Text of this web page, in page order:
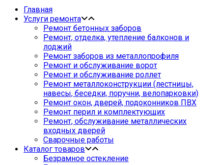
Главная
Услуги ремонта
Ремонт бетонных заборов
Ремонт, отделка, утепление балконов и
лоджий
Ремонт заборов из металлопрофиля
Ремонт и обслуживание ворот
Ремонт и обслуживание роллет
Ремонт металлоконструкции (лестницы,
навесы, беседки, поручни, велопарковки)
Ремонт окон, дверей, подоконников ПВХ
Ремонт перил и комплектующих
Ремонт, обслуживание металлических
входных дверей
Сварочные работы
Каталог товаров
Безрамное остекление